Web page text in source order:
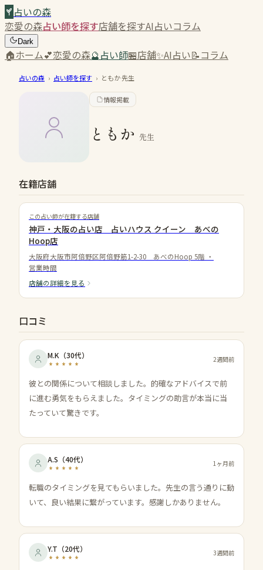
占いの森
恋愛の森占い師を探す店舗を探すAI占いコラム
Dark
🏠ホーム💕恋愛の森🔮占い師🏪店舗✨AI占い📝コラム
占いの森 › 占い師を探す › ともか先生
情報掲載
ともか 先生
在籍店舗
この占い師が在籍する店舗
神戸・大阪の占い店 占いハウス クイーン あべの
Hoop店
大阪府大阪市阿倍野区阿倍野筋1-2-30 あべのHoop 5階 ・
営業時間
店舗の詳細を見る
口コミ
M.K （30代） 2週間前
彼との関係について相談しました。的確なアドバイスで前
に進む勇気をもらえました。タイミングの助言が本当に当
たっていて驚きです。
A.S （40代） 1ヶ月前
転職のタイミングを見てもらいました。先生の言う通りに動
いて、良い結果に繋がっています。感謝しかありません。
Y.T （20代） 3週間前